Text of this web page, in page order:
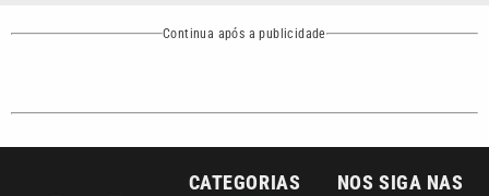
Continua após a publicidade
CATEGORIAS
NOS SIGA NAS